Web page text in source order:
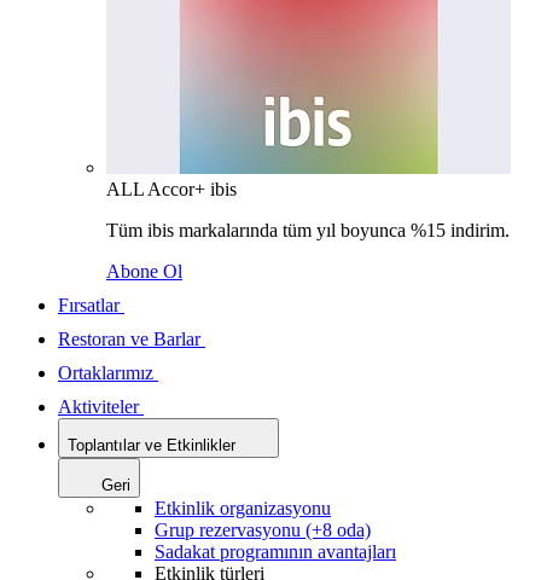
ALL Accor+ ibis
Tüm ibis markalarında tüm yıl boyunca %15 indirim.
Abone Ol
Fırsatlar
Restoran ve Barlar
Ortaklarımız
Aktiviteler
Toplantılar ve Etkinlikler
Geri
Etkinlik organizasyonu
Grup rezervasyonu (+8 oda)
Sadakat programının avantajları
Etkinlik türleri